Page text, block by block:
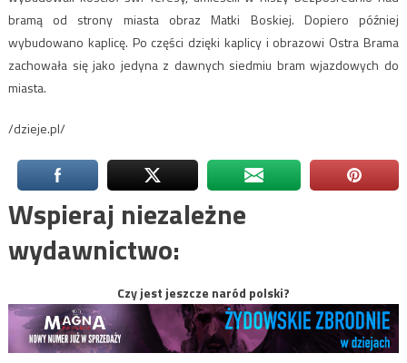
bramą od strony miasta obraz Matki Boskiej. Dopiero później
wybudowano kaplicę. Po części dzięki kaplicy i obrazowi Ostra Brama
zachowała się jako jedyna z dawnych siedmiu bram wjazdowych do
miasta.
/dzieje.pl/
Wspieraj niezależne
wydawnictwo:
Czy jest jeszcze naród polski?